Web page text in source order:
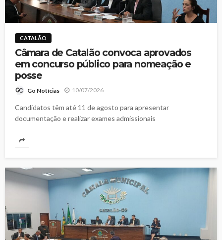
CATALÃO
Câmara de Catalão convoca aprovados
em concurso público para nomeação e
posse
Go Notícias 10/07/2026
Candidatos têm até 11 de agosto para apresentar
documentação e realizar exames admissionais